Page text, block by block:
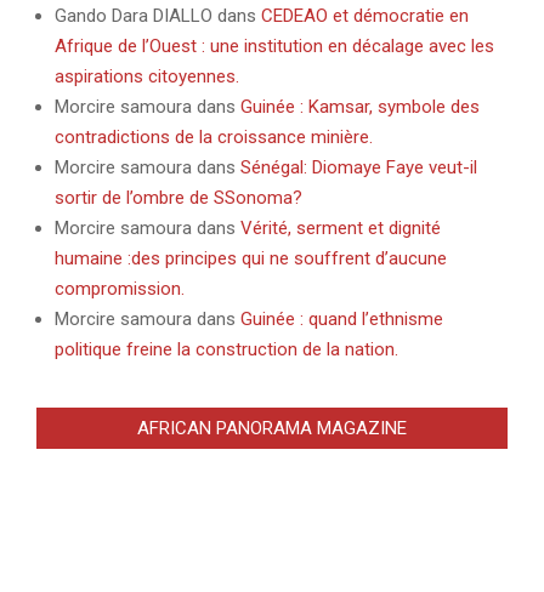
Gando Dara DIALLO dans CEDEAO et démocratie en
Afrique de l’Ouest : une institution en décalage avec les
aspirations citoyennes.
Morcire samoura dans Guinée : Kamsar, symbole des
contradictions de la croissance minière.
Morcire samoura dans Sénégal: Diomaye Faye veut-il
sortir de l’ombre de SSonoma?
Morcire samoura dans Vérité, serment et dignité
humaine :des principes qui ne souffrent d’aucune
compromission.
Morcire samoura dans Guinée : quand l’ethnisme
politique freine la construction de la nation.
AFRICAN PANORAMA MAGAZINE